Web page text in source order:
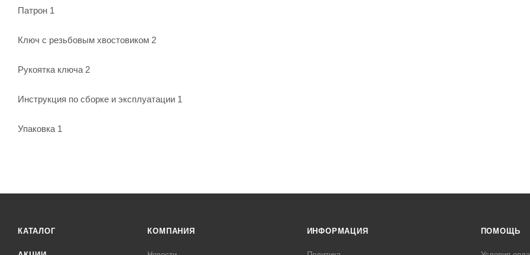
Патрон 1
Ключ с резьбовым хвостовиком 2
Рукоятка ключа 2
Инструкция по сборке и эксплуатации 1
Упаковка 1
КАТАЛОГ КОМПАНИЯ ИНФОРМАЦИЯ ПОМОЩЬ